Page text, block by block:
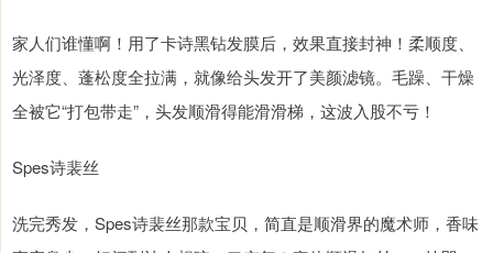
家人们谁懂啊！用了卡诗黑钻发膜后，效果直接封神！柔顺度、
光泽度、蓬松度全拉满，就像给头发开了美颜滤镜。毛躁、干燥
全被它“打包带走”，头发顺滑得能滑滑梯，这波入股不亏！
Spes诗裴丝
洗完秀发，Spes诗裴丝那款宝贝，简直是顺滑界的魔术师，香味